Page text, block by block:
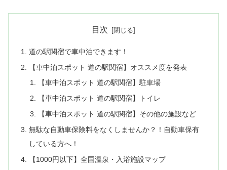
目次
道の駅関宿で車中泊できます！
【車中泊スポット 道の駅関宿】オススメ度を発表
【車中泊スポット 道の駅関宿】駐車場
【車中泊スポット 道の駅関宿】トイレ
【車中泊スポット 道の駅関宿】その他の施設など
無駄な自動車保険料をなくしませんか？！自動車保有
している方へ！
【1000円以下】全国温泉・入浴施設マップ